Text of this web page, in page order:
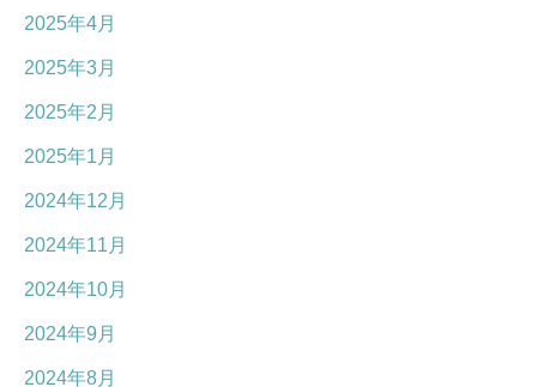
2025年4月
2025年3月
2025年2月
2025年1月
2024年12月
2024年11月
2024年10月
2024年9月
2024年8月